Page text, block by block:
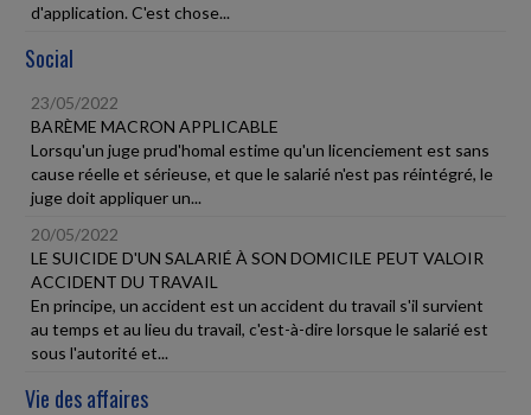
d'application. C'est chose...
Social
23/05/2022
BARÈME MACRON APPLICABLE
Lorsqu'un juge prud'homal estime qu'un licenciement est sans
cause réelle et sérieuse, et que le salarié n'est pas réintégré, le
juge doit appliquer un...
20/05/2022
LE SUICIDE D'UN SALARIÉ À SON DOMICILE PEUT VALOIR
ACCIDENT DU TRAVAIL
En principe, un accident est un accident du travail s'il survient
au temps et au lieu du travail, c'est-à-dire lorsque le salarié est
sous l'autorité et...
Vie des affaires